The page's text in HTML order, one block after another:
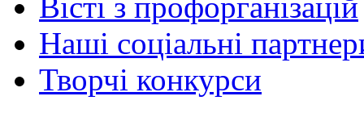
Вісті з профорганізацій
Наші соціальні
Творчі конкурси